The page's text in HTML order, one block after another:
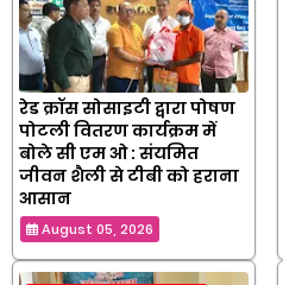
रेड क्रॉस सोसाइटी द्वारा पोषण
पोटली वितरण कार्यक्रम में
बोले सी एम ओ : संयमित
जीवन शैली से टीबी को हराना
आसान
August 05, 2026